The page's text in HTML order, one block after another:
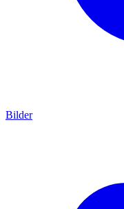
Bilder